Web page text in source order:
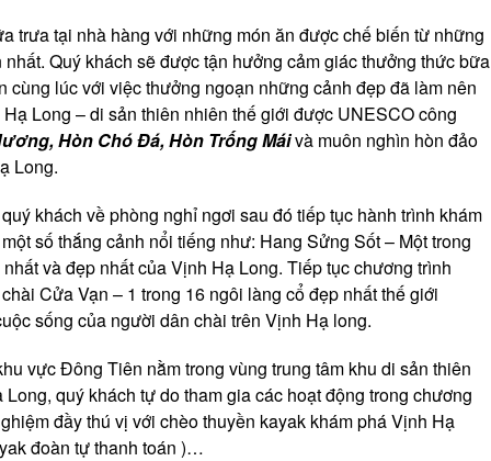
trưa tại nhà hàng với những món ăn được chế biến từ những
Quý khách sẽ được tận hưởng cảm giác thưởng thức bữa
cùng lúc với việc thưởng ngoạn những cảnh đẹp đã làm nên
Long – di sản thiên nhiên thế giới được UNESCO công
Hòn Chó Đá, Hòn Trống Máivà muôn nghìn hòn đảo
Long.
khách về phòng nghỉ ngơi sau đó tiếp tục hành trình khám
số thắng cảnh nổi tiếng như: Hang Sửng Sốt – Một trong
và đẹp nhất của Vịnh Hạ Long. Tiếp tục chương trình
Cửa Vạn – 1 trong 16 ngôi làng cổ đẹp nhất thế giới
sống của người dân chài trên Vịnh Hạ long.
vực Đông Tiên nằm trong vùng trung tâm khu di sản thiên
quý khách tự do tham gia các hoạt động trong chương
đầy thú vị với chèo thuyền kayak khám phá Vịnh Hạ
đoàn tự thanh toán )…